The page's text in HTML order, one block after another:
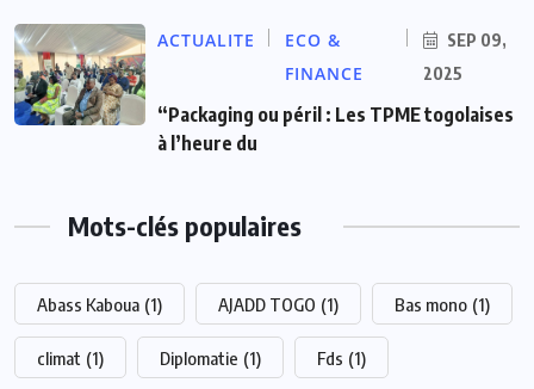
ACTUALITE
ECO &
FINANCE
SEP 09,
2025
“Packaging ou péril : Les TPME togolaises
à l’heure du
Mots-clés populaires
Abass Kaboua (1) AJADD TOGO (1) Bas mono (1)
climat (1) Diplomatie (1) Fds (1)